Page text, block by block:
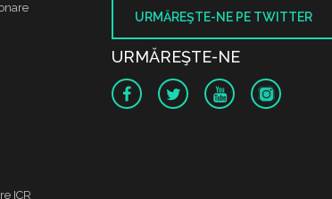
ICR
URMĂREŞTE-NE PE TWITTER
URMĂREŞTE-NE